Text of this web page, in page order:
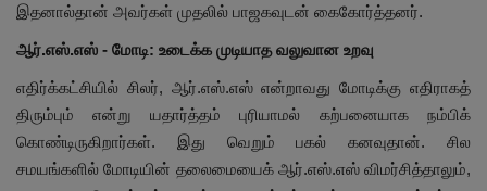
இதனால்தான் அவர்கள் முதலில் பாஜகவுடன் கைகோர்த்தனர்.
ஆர்.எஸ்.எஸ் - மோடி: உடைக்க முடியாத வலுவான உறவு
எதிர்க்கட்சியில் சிலர், ஆர்.எஸ்.எஸ் என்றாவது மோடிக்கு எதிராகத்
திரும்பும் என்று யதார்த்தம் புரியாமல் கற்பனையாக நம்பிக்
கொண்டிருகிறார்கள். இது வெறும் பகல் கனவுதான். சில
சமயங்களில் மோடியின் தலைமையைக் ஆர்.எஸ்.எஸ் விமர்சித்தாலும்,